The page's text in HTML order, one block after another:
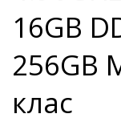
16GB
256GB
клас